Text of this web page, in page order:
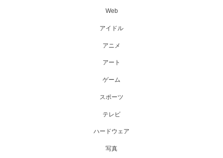
Web
アイドル
アニメ
アート
ゲーム
スポーツ
テレビ
ハードウェア
写真